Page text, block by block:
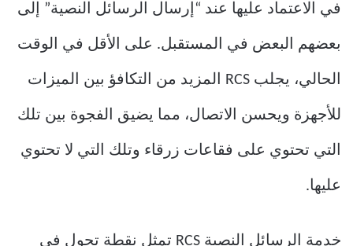
في الاعتماد عليها عند “إرسال الرسائل النصية” إلى
بعضهم البعض في المستقبل. على الأقل في الوقت
الحالي، يجلب RCS المزيد من التكافؤ بين الميزات
للأجهزة ويحسن الاتصال، مما يضيق الفجوة بين تلك
التي تحتوي على فقاعات زرقاء وتلك التي لا تحتوي
عليها.
خدمة الرسائل النصية RCS تمثل نقطة تحول في